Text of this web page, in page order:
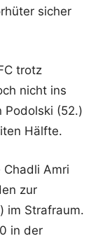
sicher
trotz
nicht ins
Podolski (52.)
Hälfte.
Amri
zur
im Strafraum.
in der